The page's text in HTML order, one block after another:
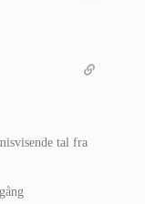
tal fra